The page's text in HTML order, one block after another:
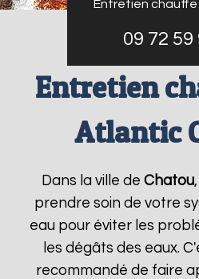
Entretien
09 72 59
Entretien
Atlantic
Dans la ville deChatou
prendre soin de votre
eau pour éviter les
les dégâts des eaux.
recommandé de faire